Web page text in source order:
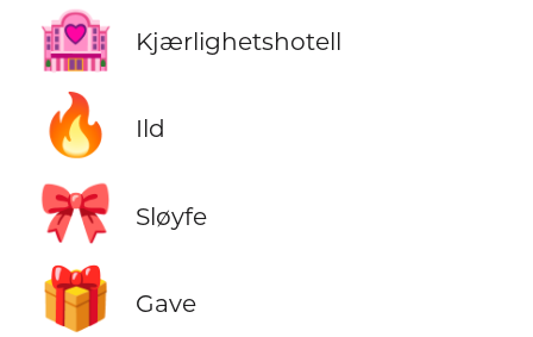
🏩 Kjærlighetshotell
🔥 Ild
🎀 Sløyfe
🎁 Gave